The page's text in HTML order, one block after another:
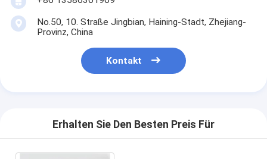
No.50, 10. Straße Jingbian, Haining-Stadt, Zhejiang-
Provinz, China
Kontakt
Erhalten Sie Den Besten Preis Für